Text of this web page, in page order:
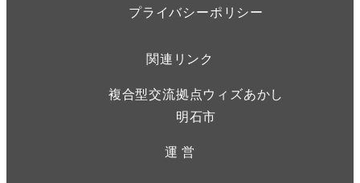
プライバシーポリシー
関連リンク
複合型交流拠点ウィズあかし
明石市
運 営